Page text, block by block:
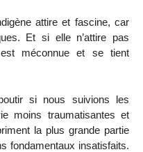
attire et fascine, car
Et si elle n’attire pas
est méconnue et se tient
si nous suivions les
moins traumatisantes et
la plus grande partie
fondamentaux insatisfaits.